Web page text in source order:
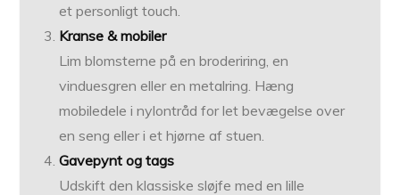
et personligt touch.
Kranse & mobiler
Lim blomsterne på en broderiring, en
vinduesgren eller en metalring. Hæng
mobiledele i nylontråd for let bevægelse over
en seng eller i et hjørne af stuen.
Gavepynt og tags
Udskift den klassiske sløjfe med en lille